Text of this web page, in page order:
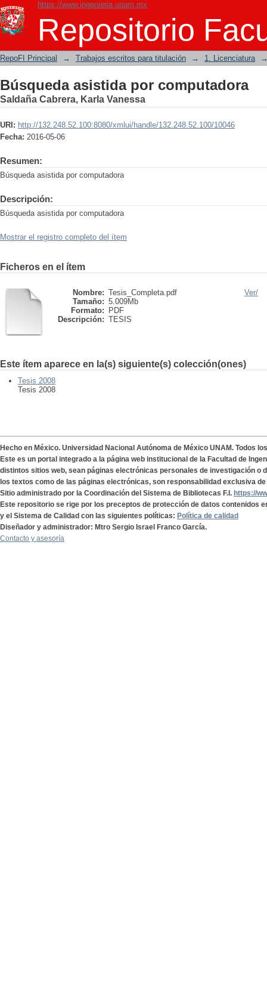
https://www.ingenieria.unam.mx
Repositorio
Búsqueda asistida por computadora
RepoFI Principal → Trabajos escritos para titulación → 1. Licenciatura
Búsqueda asistida por computadora
Saldaña Cabrera, Karla Vanessa
URI: http://132.248.52.100:8080/xmlui/handle/132.248.52.100/10046
Fecha: 2016-05-06
Resumen:
Búsqueda asistida por computadora
Descripción:
Búsqueda asistida por computadora
Mostrar el registro completo del ítem
Ficheros en el ítem
Nombre: Tesis_Completa.pdf
Tamaño: 5.009Mb
Formato:
PDF
Descripción: TESIS
Ver/
Este ítem aparece en la(s) siguiente(s) colección(ones)
Tesis 2008
Tesis 2008
Hecho en México. Universidad Nacional Autónoma de México UNAM. Todos
Este es un portal integrado a la página web institucional de la Facultad de
distintos sitios web, sean páginas electrónicas personales de investigación o
los textos como de las páginas electrónicas, son responsabilidad exclusiva
Sitio administrado por la Coordinación del Sistema de Bibliotecas F.I. https://
Este repositorio se rige por los preceptos de protección de datos contenidos
y el Sistema de Calidad con las siguientes políticas: Política de calidad
Diseñador y administrador: Mtro Sergio Israel Franco García.
Contacto y asesoría